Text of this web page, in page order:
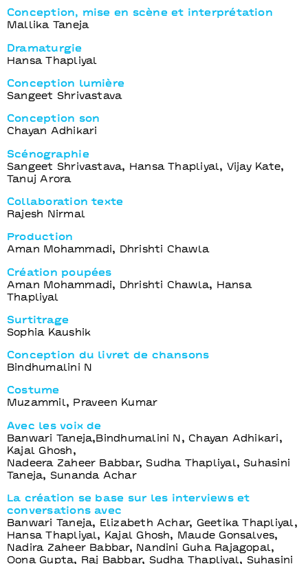
Conception, mise en scène et interprétation
Mallika Taneja
Dramaturgie
Hansa Thapliyal
Conception lumière
Sangeet Shrivastava
Conception son
Chayan Adhikari
Scénographie
Sangeet Shrivastava, Hansa Thapliyal, Vijay Kate,
Tanuj Arora
Collaboration texte
Rajesh Nirmal
Production
Aman Mohammadi, Dhrishti Chawla
Création poupées
Aman Mohammadi, Dhrishti Chawla, Hansa
Thapliyal
Surtitrage
Sophia Kaushik
Conception du livret de chansons
Bindhumalini N
Costume
Muzammil, Praveen Kumar
Avec les voix de
Banwari Taneja,Bindhumalini N, Chayan Adhikari,
Kajal Ghosh,
Nadeera Zaheer Babbar, Sudha Thapliyal, Suhasini
Taneja, Sunanda Achar
La création se base sur les interviews et
conversations avec
Banwari Taneja, Elizabeth Achar, Geetika Thapliyal,
Hansa Thapliyal, Kajal Ghosh, Maude Gonsalves,
Nadira Zaheer Babbar, Nandini Guha Rajagopal,
Oona Gupta, Raj Babbar, Sudha Thapliyal, Suhasini